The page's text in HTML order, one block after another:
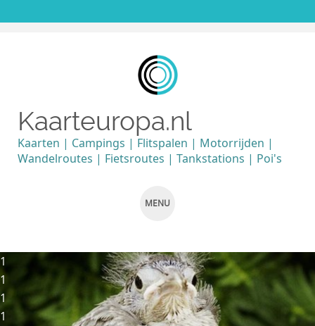
Kaarteuropa.nl
Kaarten | Campings | Flitspalen | Motorrijden |
Wandelroutes | Fietsroutes | Tankstations | Poi's
MENU
1
1
1
1